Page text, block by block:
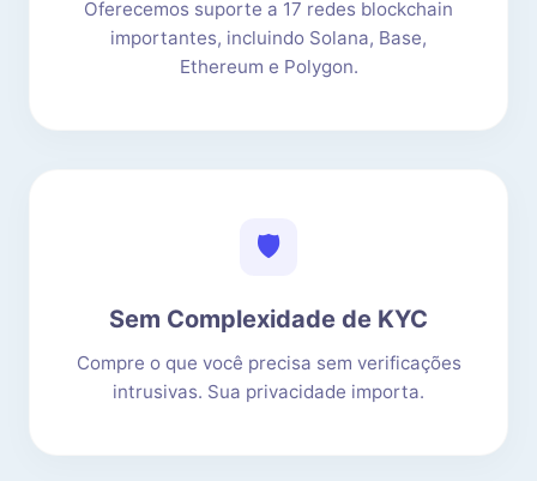
Oferecemos suporte a 17 redes blockchain
importantes, incluindo Solana, Base,
Ethereum e Polygon.
🛡️
Sem Complexidade de KYC
Compre o que você precisa sem verificações
intrusivas. Sua privacidade importa.